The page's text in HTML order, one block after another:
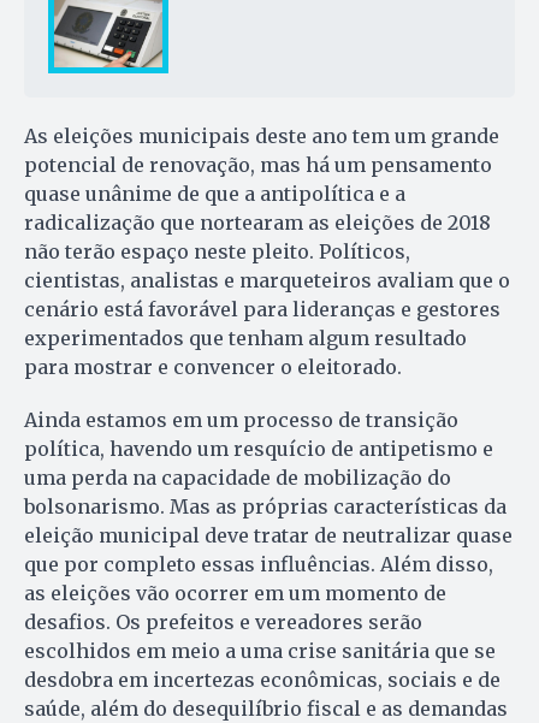
As eleições municipais deste ano tem um grande
potencial de renovação, mas há um pensamento
quase unânime de que a antipolítica e a
radicalização que nortearam as eleições de 2018
não terão espaço neste pleito. Políticos,
cientistas, analistas e marqueteiros avaliam que o
cenário está favorável para lideranças e gestores
experimentados que tenham algum resultado
para mostrar e convencer o eleitorado.
Ainda estamos em um processo de transição
política, havendo um resquício de antipetismo e
uma perda na capacidade de mobilização do
bolsonarismo. Mas as próprias características da
eleição municipal deve tratar de neutralizar quase
que por completo essas influências. Além disso,
as eleições vão ocorrer em um momento de
desafios. Os prefeitos e vereadores serão
escolhidos em meio a uma crise sanitária que se
desdobra em incertezas econômicas, sociais e de
saúde, além do desequilíbrio fiscal e as demandas